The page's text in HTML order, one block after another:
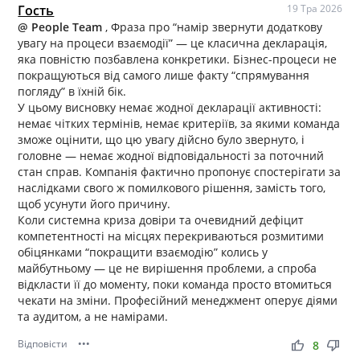
Гость 19 Тра 2026
@ People Team , Фраза про “намір звернути додаткову
увагу на процеси взаємодії” — це класична декларація,
яка повністю позбавлена конкретики. Бізнес-процеси не
покращуються від самого лише факту “спрямування
погляду” в їхній бік.
У цьому висновку немає жодної декларації активності:
немає чітких термінів, немає критеріїв, за якими команда
зможе оцінити, що цю увагу дійсно було звернуто, і
головне — немає жодної відповідальності за поточний
стан справ. Компанія фактично пропонує спостерігати за
наслідками свого ж помилкового рішення, замість того,
щоб усунути його причину.
Коли системна криза довіри та очевидний дефіцит
компетентності на місцях перекриваються розмитими
обіцянками “покращити взаємодію” колись у
майбутньому — це не вирішення проблеми, а спроба
відкласти її до моменту, поки команда просто втомиться
чекати на зміни. Професійний менеджмент оперує діями
та аудитом, а не намірами.
Відповісти ••• thumb_up thumb_down
8